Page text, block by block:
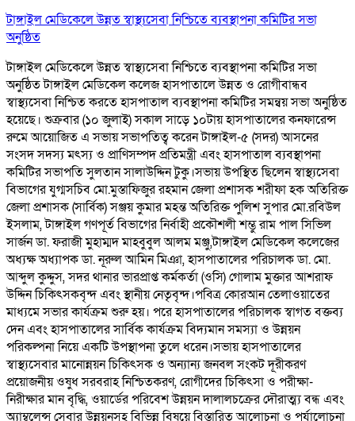
টাঙ্গাইল মেডিকেলে উন্নত স্বাস্থ্যসেবা নিশ্চিতে ব্যবস্থাপনা কমিটির সভা
অনুষ্ঠিত
টাঙ্গাইল মেডিকেলে উন্নত স্বাস্থ্যসেবা নিশ্চিতে ব্যবস্থাপনা কমিটির সভা
অনুষ্ঠিত টাঙ্গাইল মেডিকেল কলেজ হাসপাতালে উন্নত ও রোগীবান্ধব
স্বাস্থ্যসেবা নিশ্চিত করতে হাসপাতাল ব্যবস্থাপনা কমিটির সমন্বয় সভা অনুষ্ঠিত
হয়েছে। শুক্রবার (১০ জুলাই) সকাল সাড়ে ১০টায় হাসপাতালের কনফারেন্স
রুমে আয়োজিত এ সভায় সভাপতিত্ব করেন টাঙ্গাইল-৫ (সদর) আসনের
সংসদ সদস্য মৎস্য ও প্রাণিসম্পদ প্রতিমন্ত্রী এবং হাসপাতাল ব্যবস্থাপনা
কমিটির সভাপতি সুলতান সালাউদ্দিন টুকু।সভায় উপস্থিত ছিলেন স্বাস্থ্যসেবা
বিভাগের যুগ্মসচিব মো.মুস্তাফিজুর রহমান জেলা প্রশাসক শরীফা হক অতিরিক্ত
জেলা প্রশাসক (সার্বিক) সঞ্জয় কুমার মহন্ত অতিরিক্ত পুলিশ সুপার মো.রবিউল
ইসলাম, টাঙ্গাইল গণপূর্ত বিভাগের নির্বাহী প্রকৌশলী শম্ভু রাম পাল সিভিল
সার্জন ডা. ফরাজী মুহাম্মদ মাহবুবুল আলম মঞ্জু,টাঙ্গাইল মেডিকেল কলেজের
অধ্যক্ষ অধ্যাপক ডা. নূরুল আমিন মিঞা, হাসপাতালের পরিচালক ডা. মো.
আব্দুল কুদ্দুস, সদর থানার ভারপ্রাপ্ত কর্মকর্তা (ওসি) গোলাম মুক্তার আশরাফ
উদ্দিন চিকিৎসকবৃন্দ এবং স্থানীয় নেতৃবৃন্দ।পবিত্র কোরআন তেলাওয়াতের
মাধ্যমে সভার কার্যক্রম শুরু হয়। পরে হাসপাতালের পরিচালক স্বাগত বক্তব্য
দেন এবং হাসপাতালের সার্বিক কার্যক্রম বিদ্যমান সমস্যা ও উন্নয়ন
পরিকল্পনা নিয়ে একটি উপস্থাপনা তুলে ধরেন।সভায় হাসপাতালের
স্বাস্থ্যসেবার মানোন্নয়ন চিকিৎসক ও অন্যান্য জনবল সংকট দূরীকরণ
প্রয়োজনীয় ওষুধ সরবরাহ নিশ্চিতকরণ, রোগীদের চিকিৎসা ও পরীক্ষা-
নিরীক্ষার মান বৃদ্ধি, ওয়ার্ডের পরিবেশ উন্নয়ন দালালচক্রের দৌরাত্ম্য বন্ধ এবং
অ্যাম্বুলেন্স সেবার উন্নয়নসহ বিভিন্ন বিষয়ে বিস্তারিত আলোচনা ও পর্যালোচনা